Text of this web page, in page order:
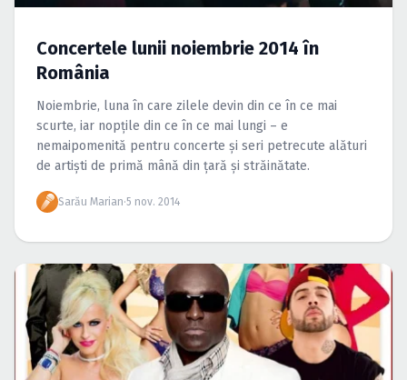
Caută în site...
Concertele lunii noiembrie 2014 în
România
Noiembrie, luna în care zilele devin din ce în ce mai
scurte, iar nopţile din ce în ce mai lungi – e
nemaipomenită pentru concerte şi seri petrecute alături
de artişti de primă mână din ţară şi străinătate.
Sarău Marian·5 nov. 2014